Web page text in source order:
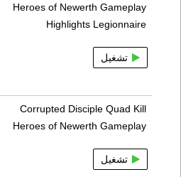
Heroes of Newerth Gameplay
Highlights Legionnaire
تشغيل
Corrupted Disciple Quad Kill
Heroes of Newerth Gameplay
تشغيل